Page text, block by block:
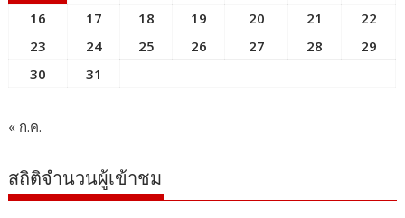
16
17 18 19 20 21
22
23
24 25 26 27 28
29
30
31
« ก.ค.
สถิติจำนวนผู้เข้าชม